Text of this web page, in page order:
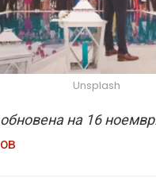
Unsplash
на 16